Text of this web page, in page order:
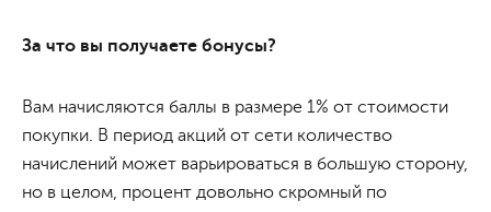
За что вы получаете бонусы?
Вам начисляются баллы в размере 1% от стоимости
покупки. В период акций от сети количество
начислений может варьироваться в большую сторону,
но в целом, процент довольно скромный по